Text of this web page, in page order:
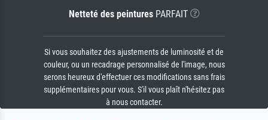
Netteté des peinturesPARFAIT
Si vous souhaitez des ajustements de luminosité et de
couleur, ou un recadrage personnalisé de l'image, nous
serons heureux d'effectuer ces modifications sans frais
supplémentaires pour vous. S'il vous plaît n'hésitez pas
à nous contacter.